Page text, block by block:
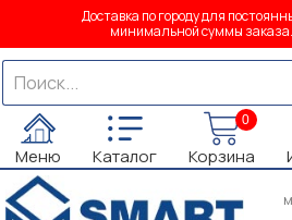
Доставка по городу для
минимальной суммы заказа.
Меню Каталог
0
Корзина